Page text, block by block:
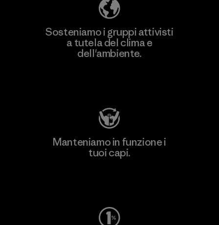
Sosteniamo i gruppi attivisti
a tutela del clima e
dell'ambiente.
Manteniamo in funzione i
tuoi capi.